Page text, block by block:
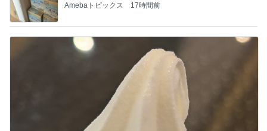
Amebaトピックス 17時間前